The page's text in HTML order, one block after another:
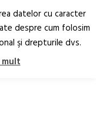
RO EN
datelor cu caracter
despre cum folosim
şi drepturile dvs.